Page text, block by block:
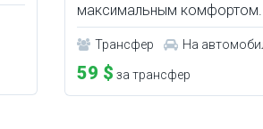
максимальным комфортом.
Трансфер На
59 $ за трансфер